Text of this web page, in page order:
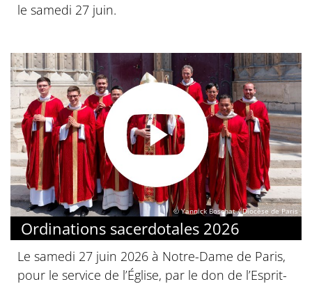
le samedi 27 juin.
© Yannick Boschat / Diocèse de Paris
Ordinations sacerdotales 2026
Le samedi 27 juin 2026 à Notre-Dame de Paris,
pour le service de l’Église, par le don de l’Esprit-